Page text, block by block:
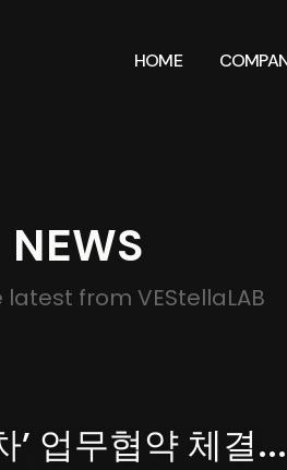
HOME
NEWS
latest from VEStellaLAB
업무협약 체결